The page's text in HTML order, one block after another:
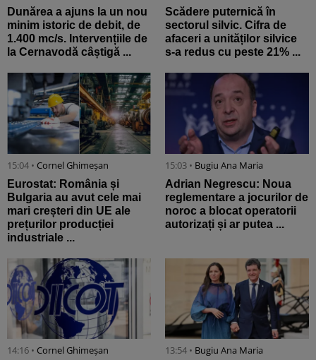
Dunărea a ajuns la un nou
minim istoric de debit, de
1.400 mc/s. Intervențiile de
la Cernavodă câștigă ...
Scădere puternică în
sectorul silvic. Cifra de
afaceri a unităților silvice
s-a redus cu peste 21% ...
15:04 • Cornel Ghimeșan
Eurostat: România și
Bulgaria au avut cele mai
mari creșteri din UE ale
prețurilor producției
industriale ...
15:03 • Bugiu ⁠Ana Maria
Adrian Negrescu: Noua
reglementare a jocurilor de
noroc a blocat operatorii
autorizați și ar putea ...
14:16 • Cornel Ghimeșan 13:54 • Bugiu ⁠Ana Maria